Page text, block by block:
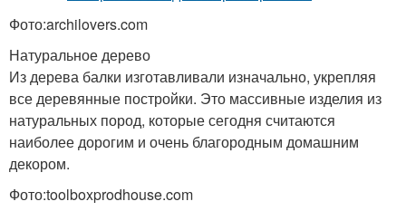
Фото:archilovers.com
Натуральное дерево
Из дерева балки изготавливали изначально, укрепляя
все деревянные постройки. Это массивные изделия из
натуральных пород, которые сегодня считаются
наиболее дорогим и очень благородным домашним
декором.
Фото:toolboxprodhouse.com